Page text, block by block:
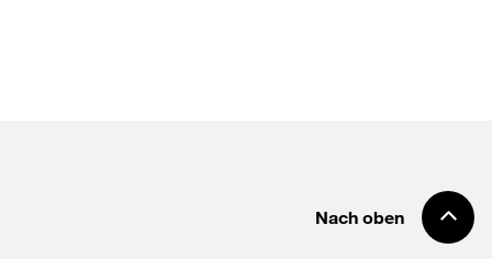
Nach oben